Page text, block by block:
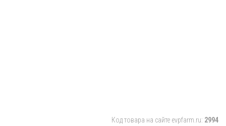
Код товара на сайте evpfarm.ru: 2994